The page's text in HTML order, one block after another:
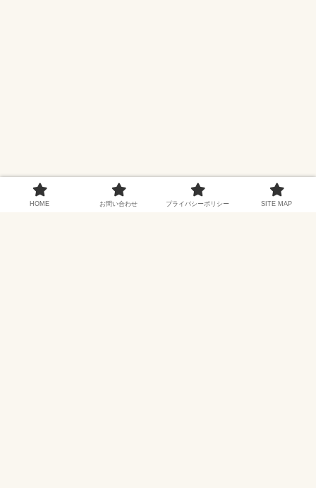
HOME お問い合わせ プライバシーポリシー SITE MAP